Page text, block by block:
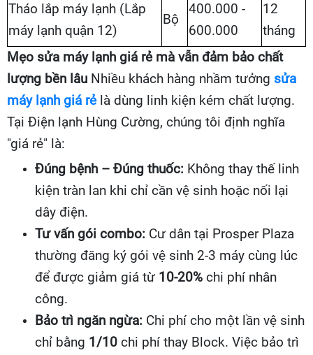
Tháo lắp máy lạnh (Lắp
máy lạnh quận 12)
Bộ
400.000 -
600.000
12
tháng
Mẹo sửa máy lạnh giá rẻ mà vẫn đảm bảo chất
lượng bền lâu Nhiều khách hàng nhầm tưởng sửa
máy lạnh giá rẻlà dùng linh kiện kém chất lượng.
Tại Điện lạnh Hùng Cường, chúng tôi định nghĩa
"giá rẻ" là:
Đúng bệnh – Đúng thuốc: Không thay thế linh
kiện tràn lan khi chỉ cần vệ sinh hoặc nối lại
dây điện.
Tư vấn gói combo: Cư dân tại Prosper Plaza
thường đăng ký gói vệ sinh 2-3 máy cùng lúc
để được giảm giá từ 10-20% chi phí nhân
công.
Bảo trì ngăn ngừa: Chi phí cho một lần vệ sinh
chỉ bằng 1/10 chi phí thay Block. Việc bảo trì